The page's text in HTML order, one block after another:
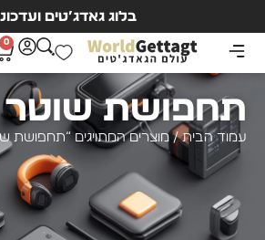
בלוג גאדג’טים
0
תחפושת שוטר
עמוד הבית/ מוצרים המתויגים “תחפושת